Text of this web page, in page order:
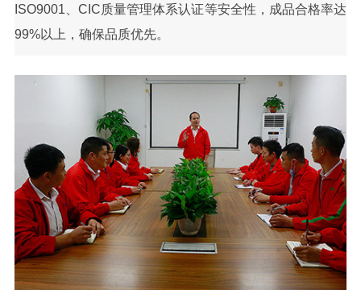
ISO9001、CIC质量管理体系认证等安全性，成品合格率达
99%以上，确保品质优先。